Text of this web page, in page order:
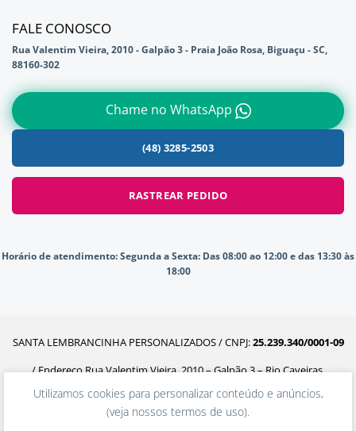
FALE CONOSCO
Rua Valentim Vieira, 2010 - Galpão 3 - Praia João Rosa, Biguaçu - SC,
88160-302
Chame no WhatsApp
(48) 3285-2503
RASTREAR PEDIDO
Horário de atendimento:Segunda a Sexta: Das 08:00 ao 12:00 e das 13:30 às
18:00
SANTA LEMBRANCINHA PERSONALIZADOS / CNPJ:25.239.340/0001-09
/ Endereço Rua Valentim Vieira, 2010 – Galpão 3 – Rio Caveiras,
Biguaçu – SC, 88160-302
Utilizamos cookies para personalizar conteúdo e anúncios,
(veja nossos termos de uso).